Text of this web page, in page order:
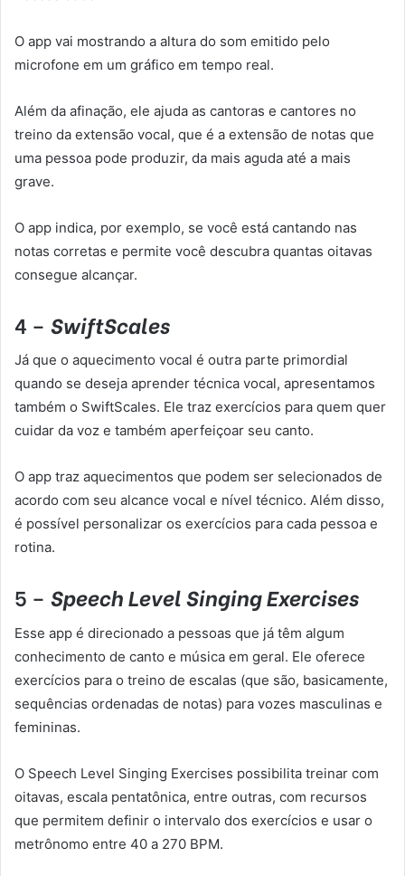
O app vai mostrando a altura do som emitido pelo
microfone em um gráfico em tempo real.
Além da afinação, ele ajuda as cantoras e cantores no
treino da extensão vocal, que é a extensão de notas que
uma pessoa pode produzir, da mais aguda até a mais
grave.
O app indica, por exemplo, se você está cantando nas
notas corretas e permite você descubra quantas oitavas
consegue alcançar.
4 – SwiftScales
Já que o aquecimento vocal é outra parte primordial
quando se deseja aprender técnica vocal, apresentamos
também o SwiftScales. Ele traz exercícios para quem quer
cuidar da voz e também aperfeiçoar seu canto.
O app traz aquecimentos que podem ser selecionados de
acordo com seu alcance vocal e nível técnico. Além disso,
é possível personalizar os exercícios para cada pessoa e
rotina.
5 – Speech Level Singing Exercises
Esse app é direcionado a pessoas que já têm algum
conhecimento de canto e música em geral. Ele oferece
exercícios para o treino de escalas (que são, basicamente,
sequências ordenadas de notas) para vozes masculinas e
femininas.
O Speech Level Singing Exercises possibilita treinar com
oitavas, escala pentatônica, entre outras, com recursos
que permitem definir o intervalo dos exercícios e usar o
metrônomo entre 40 a 270 BPM.